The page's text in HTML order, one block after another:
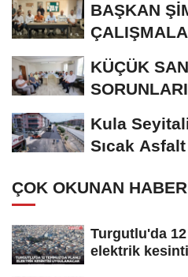
BAŞKAN
İNCELEDİ
KÜÇÜK
Kula
Sıcak Asfalt
ÇOK OKUNAN
Turgutlu'da
elektrik